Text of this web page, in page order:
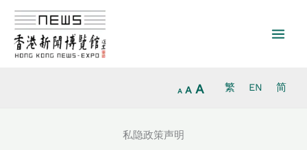
A A A 繁 EN 简
私隐政策声明